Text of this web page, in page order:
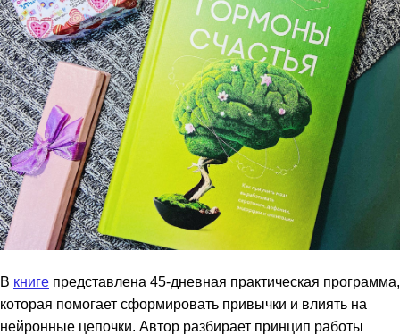
В книге представлена 45-дневная практическая программа,
которая помогает сформировать привычки и влиять на
нейронные цепочки. Автор разбирает принцип работы